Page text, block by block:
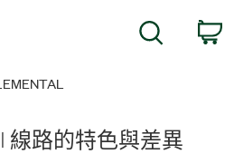
線路的特色與差異